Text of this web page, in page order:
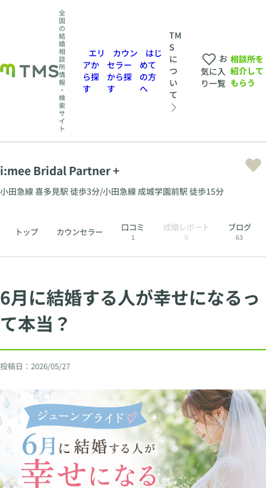
全
国
の
結
婚
相
談
所
情
報
・
検
索
サ
イ
ト
エリ
アか
ら探
す
カウン
セラー
から探
す
はじ
めて
の方
へ
TM
S
に
つ
い
て
お
気に入
り一覧
相談所を
紹介して
もらう
i:mee Bridal Partner +
小田急線 喜多見駅 徒歩3分/小田急線 成城学園前駅 徒歩15分
トップ カウンセラー 口コミ
1
成婚レポート
0
ブログ
63
6月に結婚する人が幸せになるっ
て本当？
投稿日： 2026/05/27